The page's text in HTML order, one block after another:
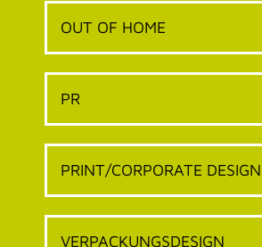
PR
PRINT/CORPORATE DESIGN
VERPACKUNGSDESIGN